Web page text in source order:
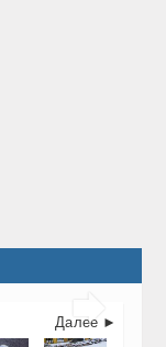

Далее ►